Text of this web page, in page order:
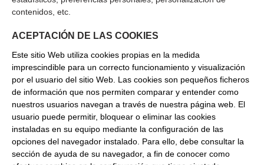
contenidos, etc.
ACEPTACIÓN DE LAS COOKIES
Este sitio Web utiliza cookies propias en la medida
imprescindible para un correcto funcionamiento y visualización
por el usuario del sitio Web. Las cookies son pequeños ficheros
de información que nos permiten comparar y entender como
nuestros usuarios navegan a través de nuestra página web. El
usuario puede permitir, bloquear o eliminar las cookies
instaladas en su equipo mediante la configuración de las
opciones del navegador instalado. Para ello, debe consultar la
sección de ayuda de su navegador, a fin de conocer como